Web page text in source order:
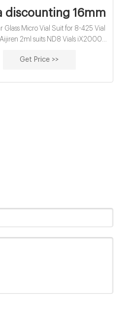
Vergleich
discounting 16mm
Glass Micro Vial Suit for 8-425 Vial
2ml suits ND8 Vials iX2000
for ND8 Vials 2.1.1 Screw Neck
Get Price >>